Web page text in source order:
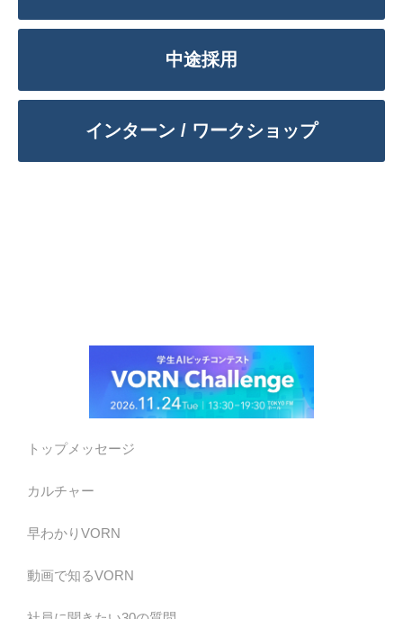
中途採用
インターン / ワークショップ
トップメッセージ
カルチャー
早わかりVORN
動画で知るVORN